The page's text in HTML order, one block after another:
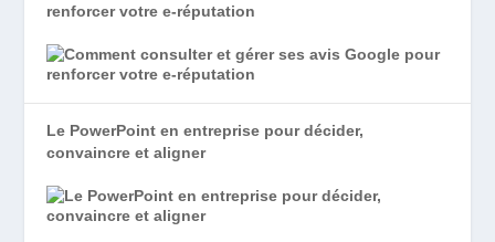
renforcer votre e-réputation
Le PowerPoint en entreprise pour décider,
convaincre et aligner